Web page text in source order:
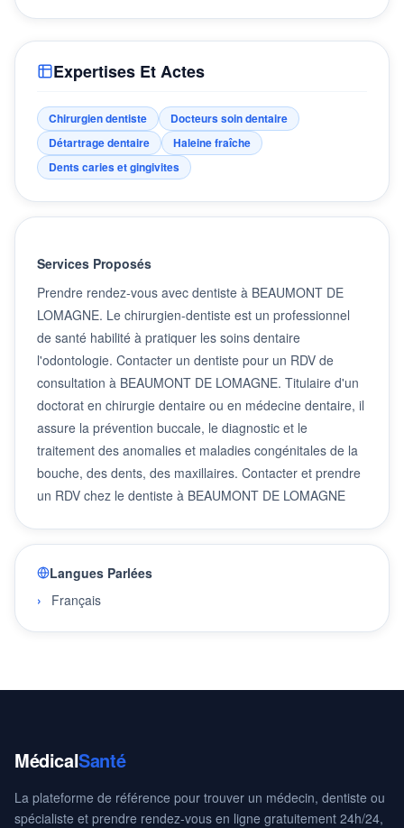
Expertises Et Actes
Chirurgien dentiste
Docteurs soin dentaire
Détartrage dentaire
Haleine fraîche
Dents caries et gingivites
Services Proposés
Prendre rendez-vous avec dentiste à BEAUMONT DE
LOMAGNE. Le chirurgien-dentiste est un professionnel
de santé habilité à pratiquer les soins dentaire
l'odontologie. Contacter un dentiste pour un RDV de
consultation à BEAUMONT DE LOMAGNE. Titulaire d'un
doctorat en chirurgie dentaire ou en médecine dentaire, il
assure la prévention buccale, le diagnostic et le
traitement des anomalies et maladies congénitales de la
bouche, des dents, des maxillaires. Contacter et prendre
un RDV chez le dentiste à BEAUMONT DE LOMAGNE
Langues Parlées
Français
MédicalSanté
La plateforme de référence pour trouver un médecin, dentiste ou
spécialiste et prendre rendez-vous en ligne gratuitement 24h/24,